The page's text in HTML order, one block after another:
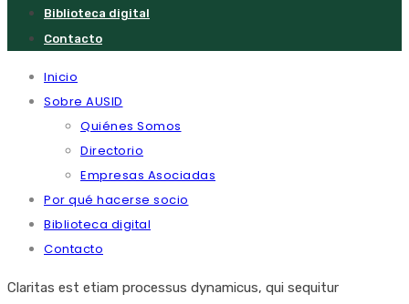
Biblioteca digital
Contacto
Inicio
Sobre AUSID
Quiénes Somos
Directorio
Empresas Asociadas
Por qué hacerse socio
Biblioteca digital
Contacto
Claritas est etiam processus dynamicus, qui sequitur